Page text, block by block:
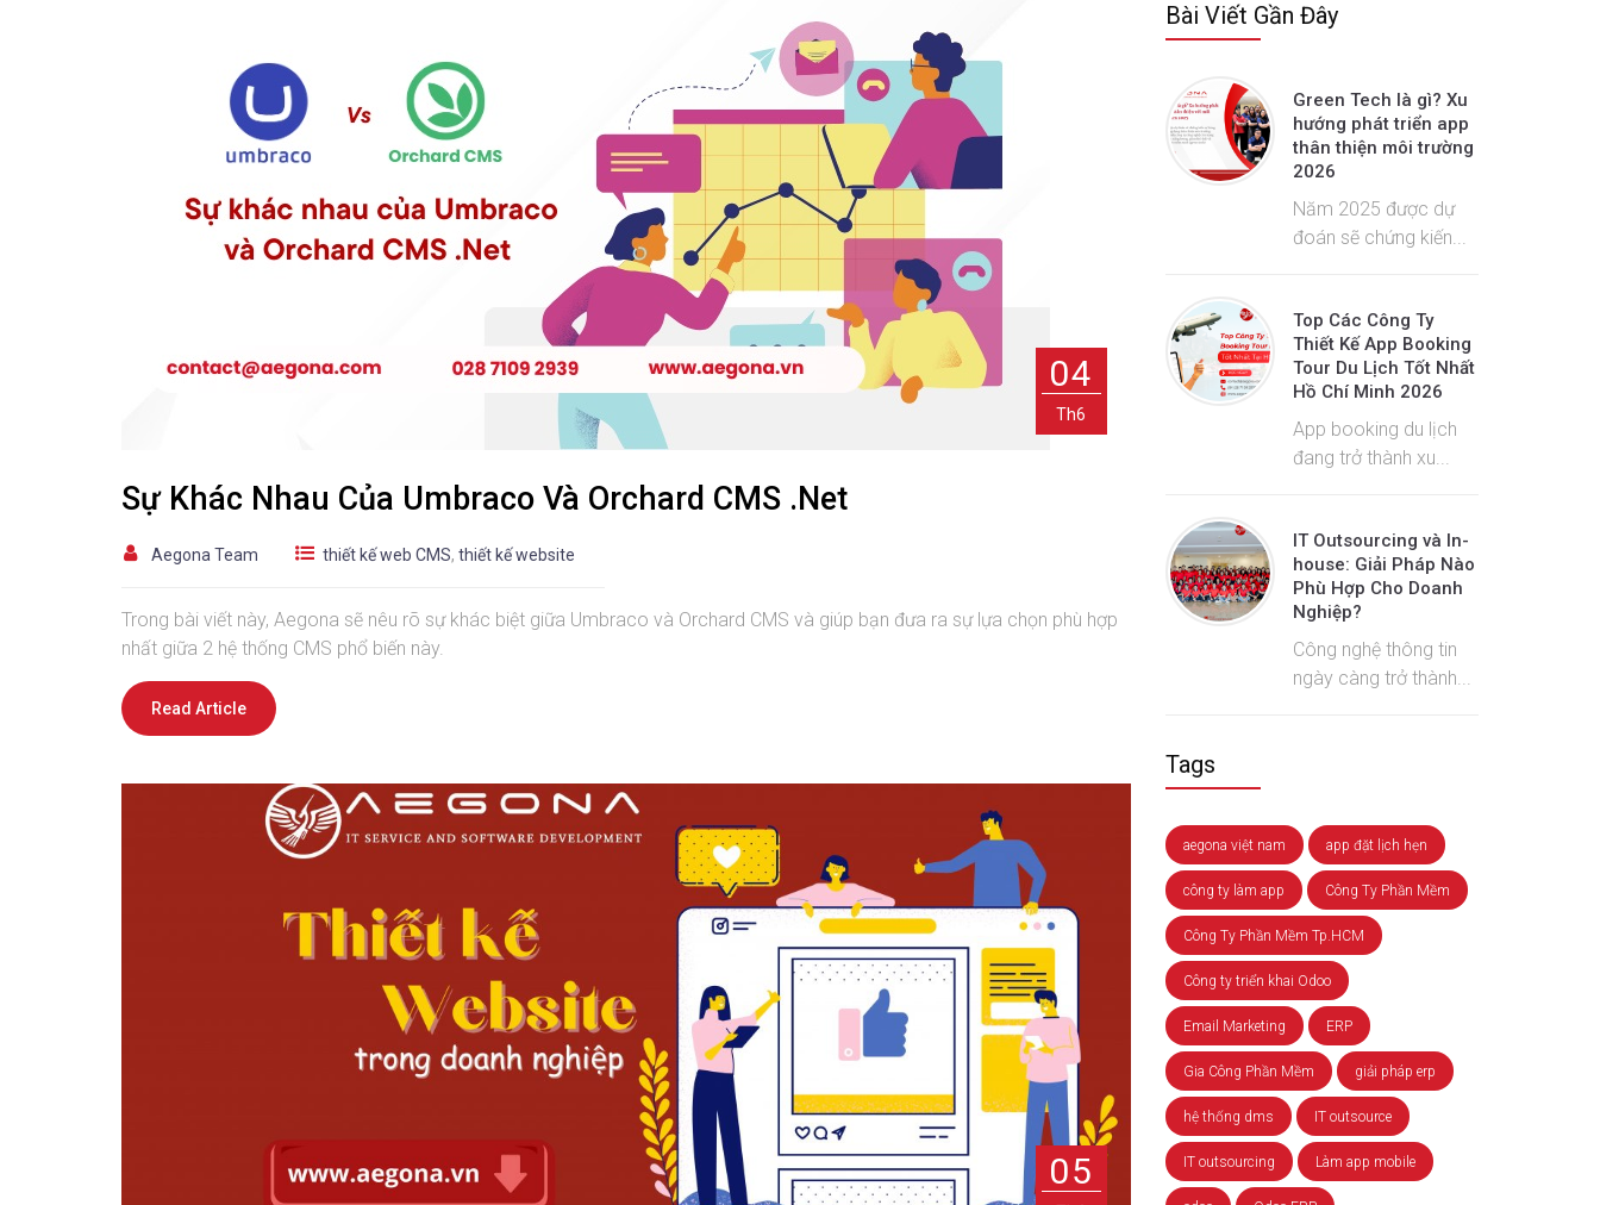
04
Th6
Sự Khác Nhau Của Umbraco Và Orchard CMS .Net
Aegona Team thiết kế web CMS, thiết kế website
Trong bài viết này, Aegona sẽ nêu rõ sự khác biệt giữa Umbraco và Orchard CMS và giúp bạn đưa ra sự lựa chọn phù hợp
nhất giữa 2 hệ thống CMS phổ biến này.
Read Article
05
Bài Viết Gần Đây
Green Tech là gì? Xu
hướng phát triển app
thân thiện môi trường
2026
Năm 2025 được dự
đoán sẽ chứng kiến...
Top Các Công Ty
Thiết Kế App Booking
Tour Du Lịch Tốt Nhất
Hồ Chí Minh 2026
App booking du lịch
đang trở thành xu...
IT Outsourcing và In-
house: Giải Pháp Nào
Phù Hợp Cho Doanh
Nghiệp?
Công nghệ thông tin
ngày càng trở thành...
Tags
aegona việt nam app đặt lịch hẹn
công ty làm app Công Ty Phần Mềm
Công Ty Phần Mềm Tp.HCM
Công ty triển khai Odoo
Email Marketing ERP
Gia Công Phần Mềm giải pháp erp
hệ thống dms IT outsource
IT outsourcing Làm app mobile